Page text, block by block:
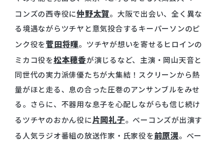
コンズの⻄寺役に仲野太賀。⼤阪で出会い、全く異な
る境遇ながらツチヤと意気投合するキーパーソンのピ
ンク役を菅⽥将暉。ツチヤが想いを寄せるヒロインの
ミカコ役を松本穂⾹が演じるなど、主演・岡⼭天⾳と
同世代の実⼒派俳優たちが⼤集結！スクリーンから熱
量がほと⾛る、息の合った圧巻のアンサンブルをみせ
る。さらに、不器⽤な息⼦を⼼配しながらも信じ続け
るツチヤのおかん役に⽚岡礼⼦。べーコンズが出演す
る⼈気ラジオ番組の放送作家・⽒家役を前原滉。べー